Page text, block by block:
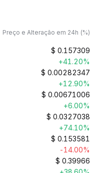
Preço e Alteração em 24h (%)
$ 0.157309
+41.20%
$ 0.00282347
+12.90%
$ 0.00671006
+6.00%
$ 0.0327038
+74.10%
$ 0.153581
-14.00%
$ 0.39966